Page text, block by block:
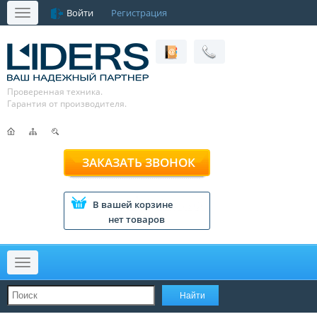
Меню Войти Регистрация
Проверенная техника.
Гарантия от производителя.
ЗАКАЗАТЬ ЗВОНОК
В вашей корзине
нет товаров
Меню